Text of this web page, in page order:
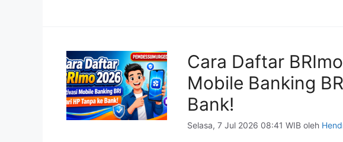
Cara Daftar
Mobile Banking
Bank!
Selasa, 7 Jul 2026 08:41 WIB oleh